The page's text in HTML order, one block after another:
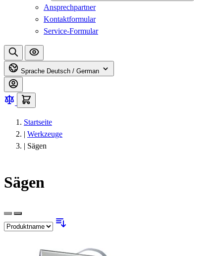
Ansprechpartner
Kontaktformular
Service-Formular
Sprache Deutsch / German
Startseite
| Werkzeuge
| Sägen
Sägen